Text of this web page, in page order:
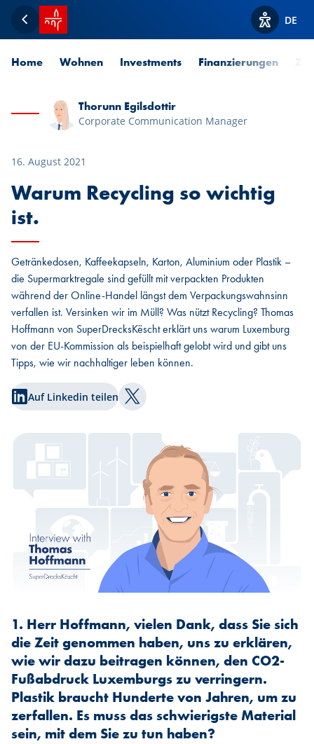
Zurück
Startseite SPUERKEESS
Optionen
DE
Home Wohnen Investments Finanzierungen
Thorunn Egilsdottir
Corporate Communication Manager
16. August 2021
Warum Recycling so wichtig
ist.
Getränkedosen, Kaffeekapseln, Karton, Aluminium oder Plastik –
die Supermarktregale sind gefüllt mit verpackten Produkten
während der Online-Handel längst dem Verpackungswahnsinn
verfallen ist. Versinken wir im Müll? Was nützt Recycling? Thomas
Hoffmann von SuperDrecksKëscht erklärt uns warum Luxemburg
von der EU-Kommission als beispielhaft gelobt wird und gibt uns
Tipps, wie wir nachhaltiger leben können.
Auf Linkedin teilen Auf Twitter teilen
1. Herr Hoffmann, vielen Dank, dass Sie sich
die Zeit genommen haben, uns zu erklären,
wie wir dazu beitragen können, den CO2-
Fußabdruck Luxemburgs zu verringern.
Plastik braucht Hunderte von Jahren, um zu
zerfallen. Es muss das schwierigste Material
sein, mit dem Sie zu tun haben?